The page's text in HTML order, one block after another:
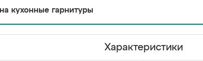
кухонные гарнитуры
Характеристики